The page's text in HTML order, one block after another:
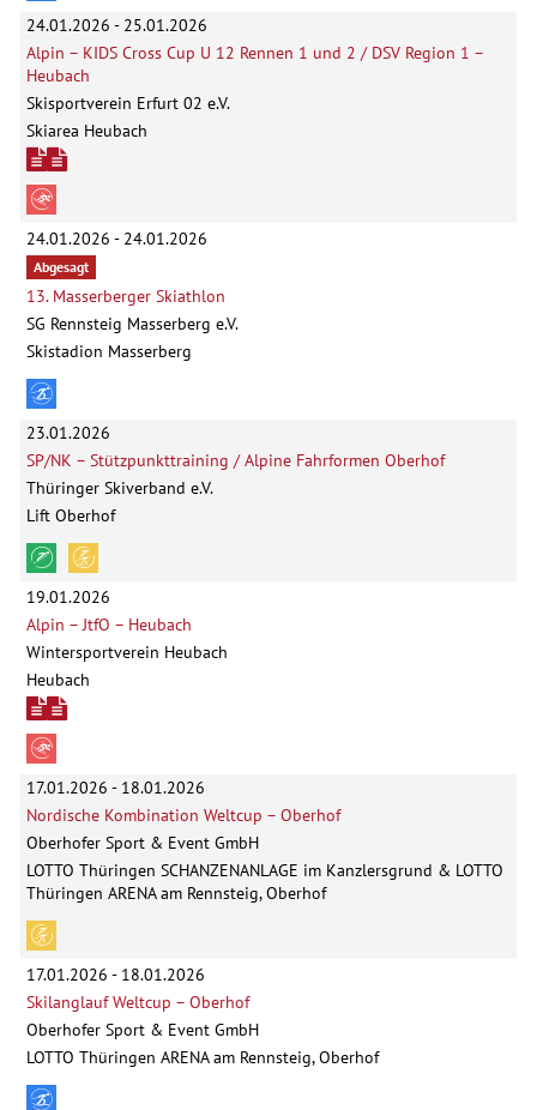
24.01.2026 - 25.01.2026
Alpin – KIDS Cross Cup U 12 Rennen 1 und 2 / DSV Region 1 –
Heubach
Skisportverein Erfurt 02 e.V.
Skiarea Heubach
24.01.2026 - 24.01.2026
Abgesagt
13. Masserberger Skiathlon
SG Rennsteig Masserberg e.V.
Skistadion Masserberg
23.01.2026
SP/NK – Stützpunkttraining / Alpine Fahrformen Oberhof
Thüringer Skiverband e.V.
Lift Oberhof
19.01.2026
Alpin – JtfO – Heubach
Wintersportverein Heubach
Heubach
17.01.2026 - 18.01.2026
Nordische Kombination Weltcup – Oberhof
Oberhofer Sport & Event GmbH
LOTTO Thüringen SCHANZENANLAGE im Kanzlersgrund & LOTTO
Thüringen ARENA am Rennsteig, Oberhof
17.01.2026 - 18.01.2026
Skilanglauf Weltcup – Oberhof
Oberhofer Sport & Event GmbH
LOTTO Thüringen ARENA am Rennsteig, Oberhof